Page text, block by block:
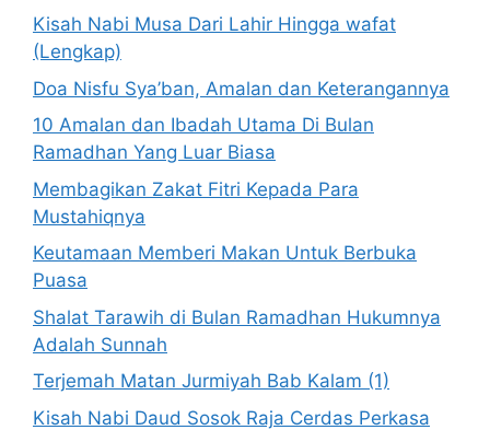
Kisah Nabi Musa Dari Lahir Hingga wafat
(Lengkap)
Doa Nisfu Sya’ban, Amalan dan Keterangannya
10 Amalan dan Ibadah Utama Di Bulan
Ramadhan Yang Luar Biasa
Membagikan Zakat Fitri Kepada Para
Mustahiqnya
Keutamaan Memberi Makan Untuk Berbuka
Puasa
Shalat Tarawih di Bulan Ramadhan Hukumnya
Adalah Sunnah
Terjemah Matan Jurmiyah Bab Kalam (1)
Kisah Nabi Daud Sosok Raja Cerdas Perkasa